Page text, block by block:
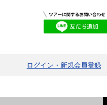
ログイン・新規会員登録